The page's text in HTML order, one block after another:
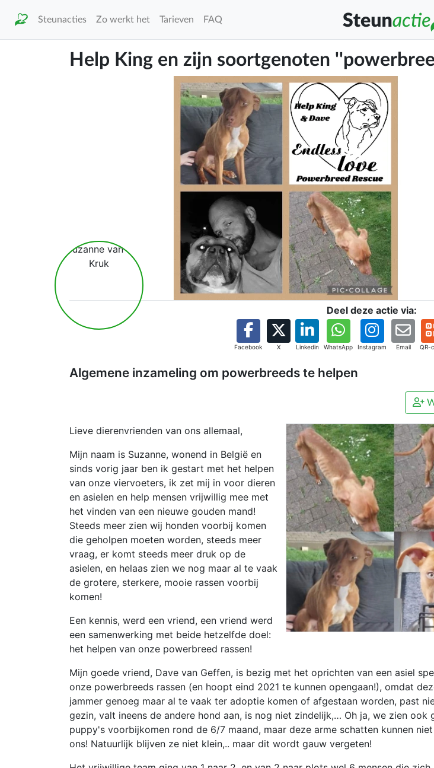
Steunacties Zo werkt het Tarieven FAQ
Help King en zijn soortgenoten
Deel deze actie via:
Facebook X Linkedin WhatsApp Instagram Email QR-
Algemene inzameling om powerbreeds te helpen
Lieve dierenvrienden van ons allemaal,
Mijn naam is Suzanne, wonend in België en
sinds vorig jaar ben ik gestart met het helpen
van onze viervoeters, ik zet mij in voor dieren
en asielen en help mensen vrijwillig mee met
het vinden van een nieuwe gouden mand!
Steeds meer zien wij honden voorbij komen
die geholpen moeten worden, steeds meer
vraag, er komt steeds meer druk op de
asielen, en helaas zien we nog maar al te vaak
de grotere, sterkere, mooie rassen voorbij
komen!
Een kennis, werd een vriend, een vriend werd
een samenwerking met beide hetzelfde doel:
het helpen van onze powerbreed rassen!
Mijn goede vriend, Dave van Geffen, is bezig met het oprichten van een asiel
onze powerbreeds rassen (en hoopt eind 2021 te kunnen opengaan!), omdat
jammer genoeg maar al te vaak ter adoptie komen of afgestaan worden, past
gezin, valt ineens de andere hond aan, is nog niet zindelijk,… Oh ja, we zien ook
puppy's voorbijkomen rond de 6/7 maand, maar deze arme schatten kunnen
ons! Natuurlijk blijven ze niet klein,.. maar dit wordt gauw vergeten!